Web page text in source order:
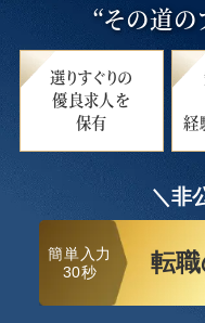
“その道
選りすぐりの
優良求人を
保有
経
＼非
簡単入力
30秒
転